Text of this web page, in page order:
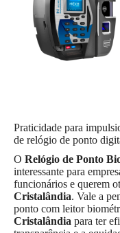
Praticidade para
de relógio de ponto
O Relógio de Ponto
interessante para
funcionários e querem
Cristalândia. Vale a
ponto com leitor
Cristalândia para ter